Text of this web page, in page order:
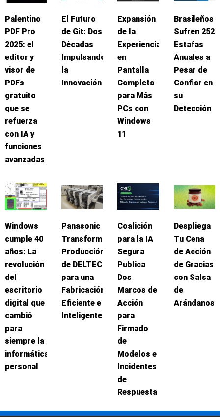
Palentino
PDF Pro
2025: el
editor y
visor de
PDFs
gratuito
que se
refuerza
con IA y
funciones
avanzadas
El Futuro
de Git: Dos
Décadas
Impulsando
la
Innovación
Expansión
de la
Experiencia
en
Pantalla
Completa
para Más
PCs con
Windows
11
Brasileños
Sufren 252
Estafas
Anuales a
Pesar de
Confiar en
su
Detección
Windows
cumple 40
años: La
revolución
del
escritorio
digital que
cambió
para
siempre la
informática
personal
Panasonic
Transforma
Producción
de DELTEC
para una
Fabricación
Eficiente e
Inteligente
Coalición
para la IA
Segura
Publica
Dos
Marcos de
Acción
para
Firmado
de
Modelos e
Incidentes
de
Respuesta
Despliega
Tu Cena
de Acción
de Gracias
con Salsa
de
Arándanos